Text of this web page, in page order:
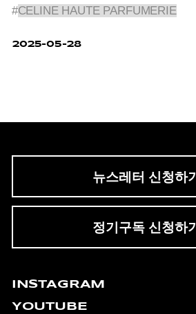
#CELINE HAUTE PARFUMERIE
2025-05-28
뉴스레터 신청하기
정기구독 신청하기
INSTAGRAM
YOUTUBE